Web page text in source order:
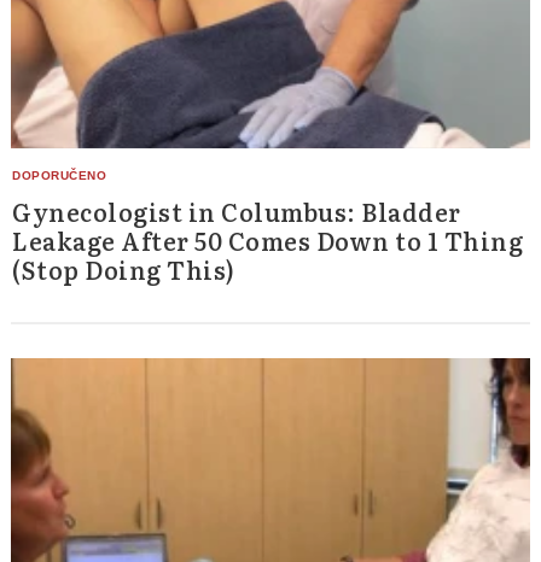
Gynecologist in Columbus: Bladder
Leakage After 50 Comes Down to 1 Thing
(Stop Doing This)